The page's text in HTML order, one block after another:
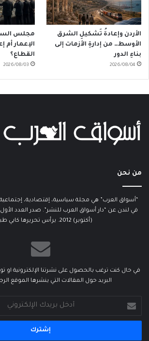
الأردن وإعادةُ تَشكيلِ الشرق
الأوسط… من إدارةِ الأزمات إلى
بناءِ الدور
2026/08/04
مجلس
الإعمار أم
القطاع؟
2026/08/03
من نحن
“أسواق العرب” هي مجلة سياسية، إقتصادية،
في لندن عن “دار أسواق العرب للنشر”. صدر العدد
(أكتوبر) 2012. يرأس تحريرها كابي طبراني.
في حال كنت ترغب بالحصول على نشرتنا الإلكترونية او
البريد حول المقالات التي ينشرها الموقع
بريدك
الإلكتروني